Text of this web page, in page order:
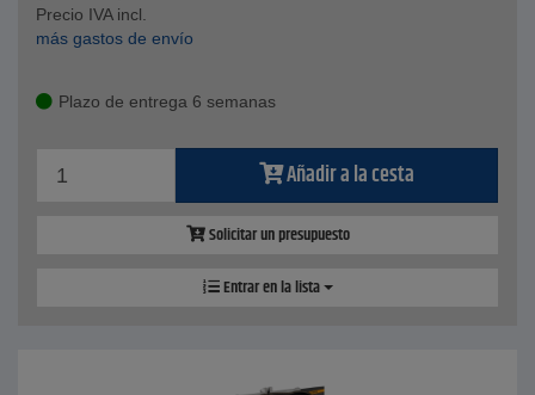
Precio IVA incl.
más gastos de envío
Plazo de entrega 6 semanas
Añadir a la cesta
Solicitar un presupuesto
Entrar en la lista